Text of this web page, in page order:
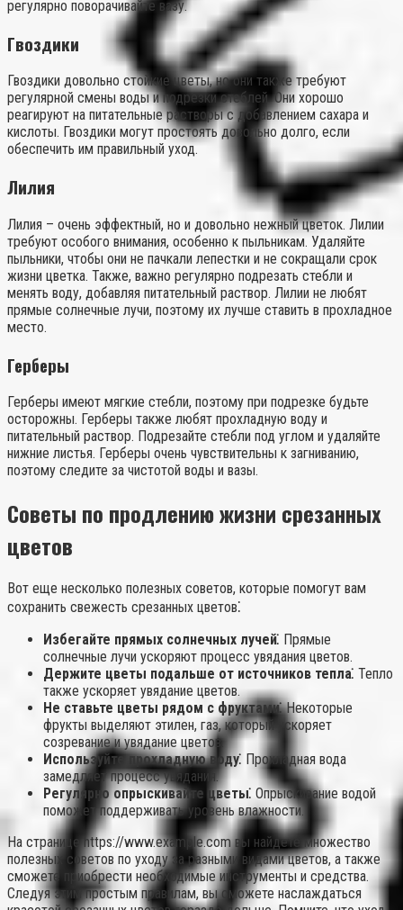
регулярно поворачивайте вазу.
Гвоздики
Гвоздики довольно стойкие цветы, но они также требуют
регулярной смены воды и подрезки стеблей. Они хорошо
реагируют на питательные растворы с добавлением сахара и
кислоты. Гвоздики могут простоять довольно долго, если
обеспечить им правильный уход.
Лилия
Лилия – очень эффектный, но и довольно нежный цветок. Лилии
требуют особого внимания, особенно к пыльникам. Удаляйте
пыльники, чтобы они не пачкали лепестки и не сокращали срок
жизни цветка. Также, важно регулярно подрезать стебли и
менять воду, добавляя питательный раствор. Лилии не любят
прямые солнечные лучи, поэтому их лучше ставить в прохладное
место.
Герберы
Герберы имеют мягкие стебли, поэтому при подрезке будьте
осторожны. Герберы также любят прохладную воду и
питательный раствор. Подрезайте стебли под углом и удаляйте
нижние листья. Герберы очень чувствительны к загниванию,
поэтому следите за чистотой воды и вазы.
Советы по продлению жизни срезанных
цветов
Вот еще несколько полезных советов, которые помогут вам
сохранить свежесть срезанных цветов⁚
Избегайте прямых солнечных лучей⁚ Прямые
солнечные лучи ускоряют процесс увядания цветов.
Держите цветы подальше от источников тепла⁚ Тепло
также ускоряет увядание цветов.
Не ставьте цветы рядом с фруктами⁚Некоторые
фрукты выделяют этилен, газ, который ускоряет
созревание и увядание цветов.
Используйте прохладную воду⁚ Прохладная вода
замедляет процесс увядания.
Регулярно опрыскивайте цветы⁚ Опрыскивание водой
поможет поддерживать уровень влажности.
На странице https://www.example.com вы найдете множество
полезных советов по уходу за разными видами цветов, а также
сможете приобрести необходимые инструменты и средства.
Следуя этим простым правилам, вы сможете наслаждаться